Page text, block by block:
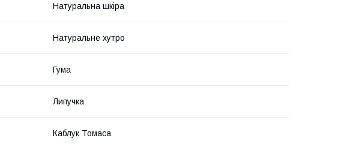
Натуральна шкіра
Натуральне хутро
Гума
Липучка
Каблук Томаса